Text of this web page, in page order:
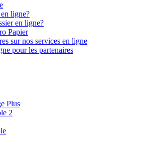
ligne?
en ligne?
Papier
sur nos services en ligne
pour les partenaires
Plus
2